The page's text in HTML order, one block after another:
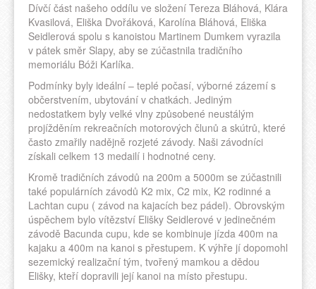
Dívčí část našeho oddílu ve složení Tereza Bláhová, Klára
Kvasilová, Eliška Dvořáková, Karolína Bláhová, Eliška
Seidlerová spolu s kanoistou Martinem Dumkem vyrazila
v pátek směr Slapy, aby se zúčastnila tradičního
memoriálu Bóži Karlíka.
Podmínky byly ideální – teplé počasí, výborné zázemí s
občerstvením, ubytování v chatkách. Jediným
nedostatkem byly velké vlny způsobené neustálým
projížděním rekreačních motorových člunů a skútrů, které
často zmařily nadějně rozjeté závody. Naši závodníci
získali celkem 13 medailí i hodnotné ceny.
Kromě tradičních závodů na 200m a 5000m se zúčastnili
také populárních závodů K2 mix, C2 mix, K2 rodinné a
Lachtan cupu ( závod na kajacích bez pádel). Obrovským
úspěchem bylo vítězství Elišky Seidlerové v jedinečném
závodě Bacunda cupu, kde se kombinuje jízda 400m na
kajaku a 400m na kanoi s přestupem. K výhře jí dopomohl
sezemický realizační tým, tvořený mamkou a dědou
Elišky, kteří dopravili její kanoi na místo přestupu.